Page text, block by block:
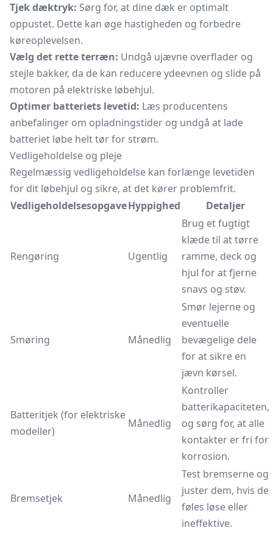
Tjek dæktryk: Sørg for, at dine dæk er optimalt
oppustet. Dette kan øge hastigheden og forbedre
køreoplevelsen.
Vælg det rette terræn: Undgå ujævne overflader og
stejle bakker, da de kan reducere ydeevnen og slide på
motoren på elektriske løbehjul.
Optimer batteriets levetid: Læs producentens
anbefalinger om opladningstider og undgå at lade
batteriet løbe helt tør for strøm.
Vedligeholdelse og pleje
Regelmæssig vedligeholdelse kan forlænge levetiden
for dit løbehjul og sikre, at det kører problemfrit.
VedligeholdelsesopgaveHyppighed Detaljer
Rengøring Ugentlig
Brug et fugtigt
klæde til at tørre
ramme, deck og
hjul for at fjerne
snavs og støv.
Smøring Månedlig
Smør lejerne og
eventuelle
bevægelige dele
for at sikre en
jævn kørsel.
Batteritjek (for elektriske
modeller)
Månedlig
Kontroller
batterikapaciteten,
og sørg for, at alle
kontakter er fri for
korrosion.
Bremsetjek Månedlig
Test bremserne og
juster dem, hvis de
føles løse eller
ineffektive.